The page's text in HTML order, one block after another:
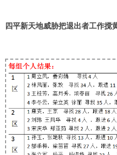
四平新天地威胁把退出者工作搅